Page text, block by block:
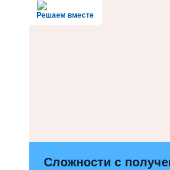
Решаем вместе
Сложности с